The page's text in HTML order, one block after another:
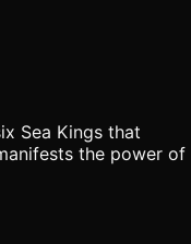
Sea Kings that
the power of